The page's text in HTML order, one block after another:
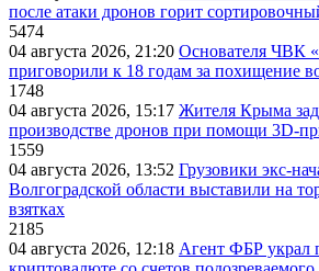
после атаки дронов горит
5474
04 августа 2026, 21:20 Основателя ЧВК
приговорили к 18 годам за похищение
1748
04 августа 2026, 15:17 Жителя Крыма
производстве дронов при помощи
1559
04 августа 2026, 13:52 Грузовики экс-
Волгоградской области выставили на
взятках
2185
04 августа 2026, 12:18 Агент ФБР украл